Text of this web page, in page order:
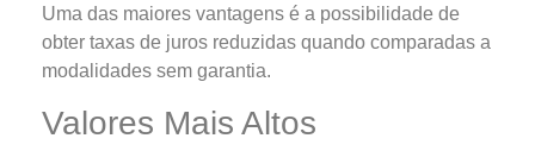
Uma das maiores vantagens é a possibilidade de
obter taxas de juros reduzidas quando comparadas a
modalidades sem garantia.
Valores Mais Altos